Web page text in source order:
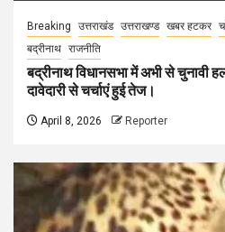
Breaking उत्तराखंड उत्तराखण्ड खबर हटकर
बद्रीनाथ राजनीति
बद्रीनाथ विधानसभा में अभी से चुनावी
दावेदारी से चर्चाएं हुई तेज।
April 8, 2026 Reporter